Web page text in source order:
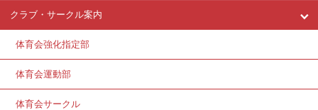
クラブ・サークル案内
体育会強化指定部
体育会運動部
体育会サークル